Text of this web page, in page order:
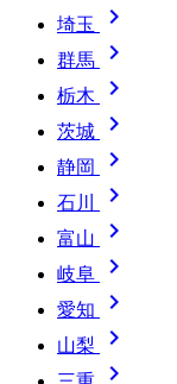
埼玉 
群馬 
栃木 
茨城 
静岡 
石川 
富山 
岐阜 
愛知 
山梨 
